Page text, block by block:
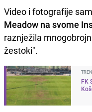
Video i fotografije
Meadow na svome
raznježila
žestoki".
FK